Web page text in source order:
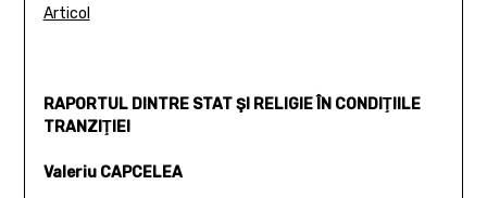
Articol
RAPORTUL DINTRE STAT ŞI RELIGIE ÎN CONDIŢIILE
TRANZIŢIEI
Valeriu CAPCELEA